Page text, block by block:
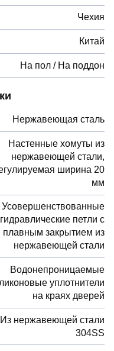
Чехия
Китай
На пол / На поддон
Нержавеющая сталь
Настенные хомуты из
нержавеющей стали,
ширина 20
мм
Усовершенствованные
гидравлические петли с
плавным закрытием из
нержавеющей стали
Водонепроницаемые
уплотнители
на краях дверей
Из нержавеющей стали
304SS